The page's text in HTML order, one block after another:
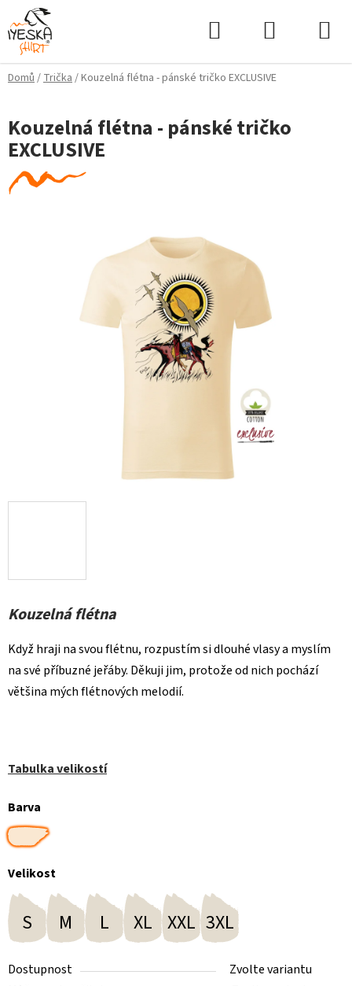
Přejít
na
obsah
Domů/Trička/Kouzelná flétna - pánské tričko EXCLUSIVE
Kouzelná flétna
Když hraji na svou flétnu, rozpustím si dlouhé vlasy a myslím
na své příbuzné jeřáby. Děkuji jim, protože od nich pochází
většina mých flétnových melodií.
Tabulka velikostí
Barva
Velikost
S M L XL XXL 3XL
Dostupnost
Zvolte variantu
Kouzelná flétna - pánské tričko
EXCLUSIVE